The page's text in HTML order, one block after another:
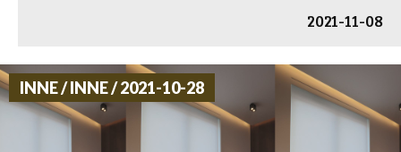
2021-11-08
INNE / INNE / 2021-10-28